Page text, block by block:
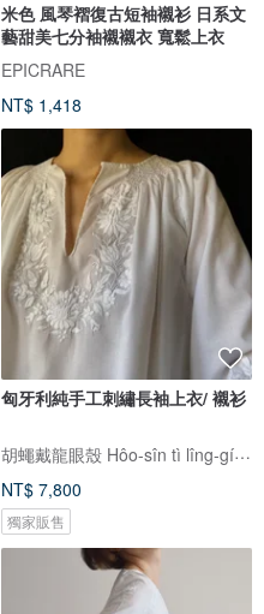
米色 風琴褶復古短袖襯衫 日系文
藝甜美七分袖襯襯衣 寬鬆上衣
EPICRARE
NT$ 1,418
匈牙利純手工刺繡長袖上衣/ 襯衫
胡蠅戴龍眼殼 Hôo-sîn tì lîng-gíng khak
NT$ 7,800
獨家販售